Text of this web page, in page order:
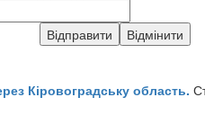
Кіровоградську область.